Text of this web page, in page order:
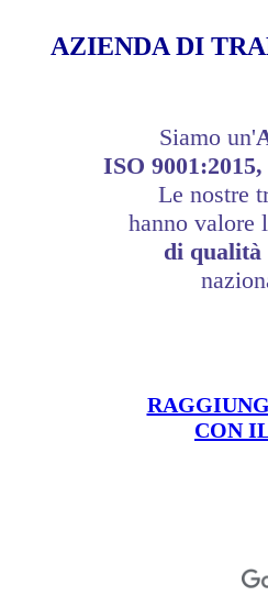
AZIENDA DI
Siamo un'
ISO
Le nostre
hanno valore
di qualità
CON